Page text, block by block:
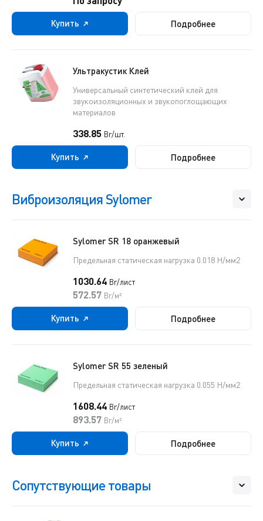
Купить Подробнее
Ультракустик Клей
Универсальный синтетический клей для
звукоизоляционных и звукопоглощающих
материалов
338.85 Br/шт.
Купить Подробнее
Виброизоляция Sylomer
Sylomer SR 18 оранжевый
Предельная статическая нагрузка 0.018 Н/мм2
1030.64 Br/лист
572.57 Br/м²
Купить Подробнее
Sylomer SR 55 зеленый
Предельная статическая нагрузка 0.055 Н/мм2
1608.44 Br/лист
893.57 Br/м²
Купить Подробнее
Сопутствующие товары